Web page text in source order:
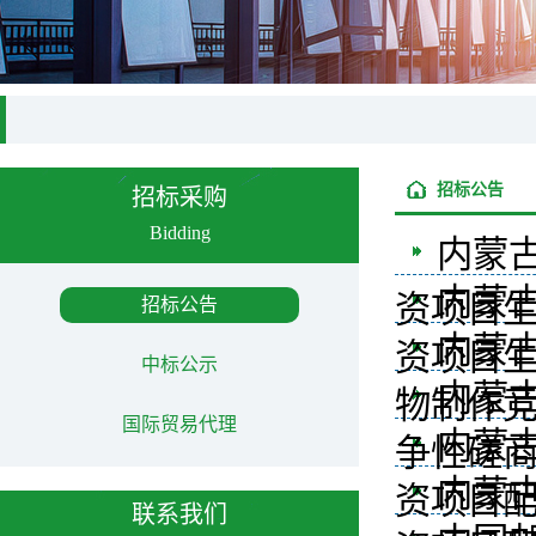
招标采购
Bidding
招标公告
中标公示
国际贸易代理
联系我们
招标公告
内蒙
资项目
内蒙
资项目
内蒙
物制作
内蒙
争性磋
内蒙
资项目
内蒙